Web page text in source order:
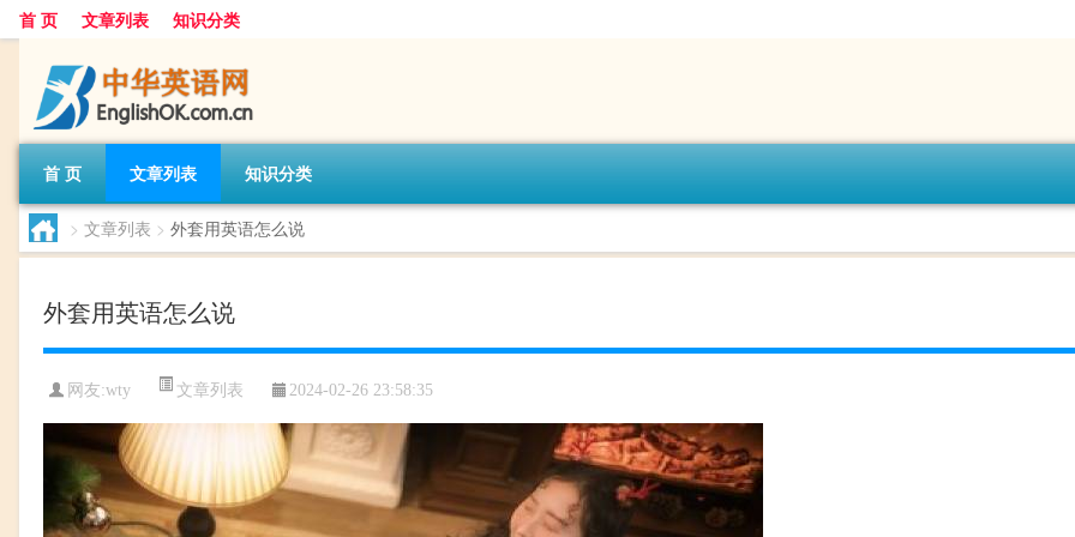
首 页 文章列表 知识分类
首 页 文章列表 知识分类
> 文章列表 > 外套用英语怎么说
外套用英语怎么说
网友:wty 文章列表 2024-02-26 23:58:35